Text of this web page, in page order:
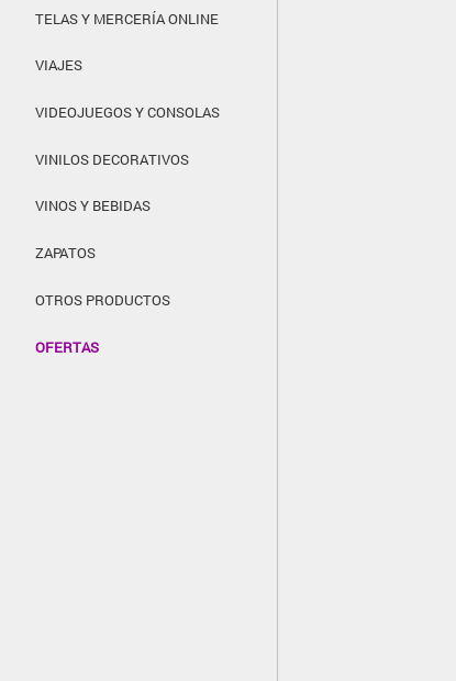
TELAS Y MERCERÍA ONLINE
VIAJES
VIDEOJUEGOS Y CONSOLAS
VINILOS DECORATIVOS
VINOS Y BEBIDAS
ZAPATOS
OTROS PRODUCTOS
OFERTAS